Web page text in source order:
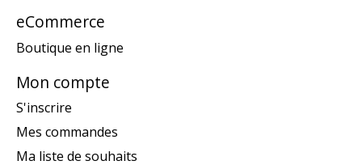
eCommerce
Boutique en ligne
Mon compte
S'inscrire
Mes commandes
Ma liste de souhaits